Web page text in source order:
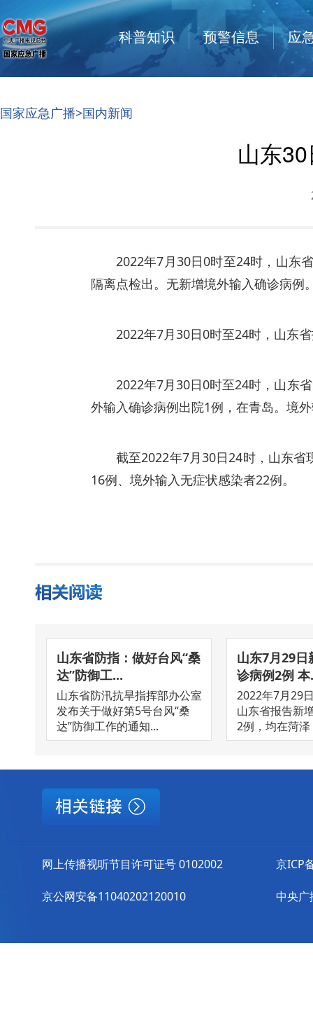
科普知识 预警信息 应
国家应急广播>国内新闻
山东
2022年7月30日0时至24时，山东
隔离点检出。无新增境外输入确诊病
2022年7月30日0时至24时，山东
2022年7月30日0时至24时，山东
外输入确诊病例出院1例，在青岛。境
截至2022年7月30日24时，山东
16例、境外输入无症状感染者22例。
山东省防指：做好台风“桑
达”防御工...
山东省防汛抗旱指挥部办公室
发布关于做好第5号台风“桑
达”防御工作的通知...
山东7月29日
诊病例2例 本
2022年7月29
山东省报告新
2例，均在菏泽
网上传播视听节目许可证号 0102002
京公网安备11040202120010
京ICP
中央广